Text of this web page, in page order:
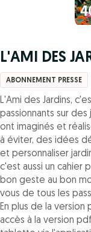
L'AMI DES
ABONNEMENT PRESSE
L'Ami des Jardins,
passionnants sur
ont imaginés et
à éviter, des idées
et personnaliser
c'est aussi un cahier
bon geste au bon
vous de tous les
En plus de la
accès à la version